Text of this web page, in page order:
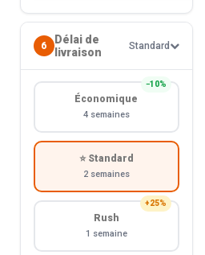
6
Délai de
livraison
Standard
−10%
Économique
4 semaines
⭐ Standard
2 semaines
+25%
Rush
1 semaine